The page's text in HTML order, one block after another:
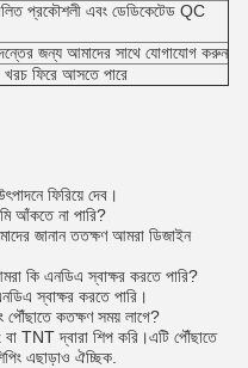
প্রকৌশলী এবং ডেডিকেটেড QC
জন্য আমাদের সাথে যোগাযোগ করুন
ফিরে আসতে পারে
ফিরিয়ে দেব।
আঁকতে না পারি?
জানান ততক্ষণ আমরা ডিজাইন
কি এনডিএ স্বাক্ষর করতে পারি?
স্বাক্ষর করতে পারি।
পৌঁছাতে কতক্ষণ সময় লাগে?
দ্বারা শিপ করি।এটি পৌঁছাতে
এছাড়াও ঐচ্ছিক.